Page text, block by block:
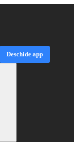
Deschide app